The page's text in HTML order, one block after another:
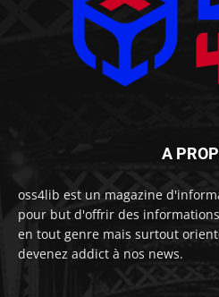
A
oss4lib est un magazine
pour but d'offrir des
en tout genre mais surtout
devenez addict à nos news.